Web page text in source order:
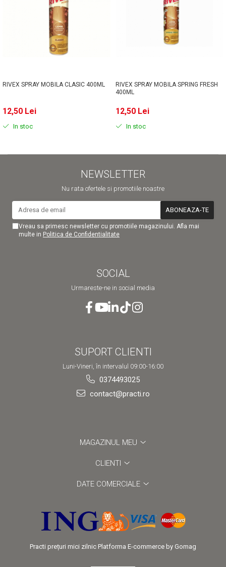
RIVEX SPRAY MOBILA CLASIC 400ML
12,50 Lei
In stoc
RIVEX SPRAY MOBILA SPRING FRESH
400ML
12,50 Lei
In stoc
NEWSLETTER
Nu rata ofertele si promotiile noastre
Vreau sa primesc newsletter cu promotiile magazinului. Afla mai
multe in Politica de Confidentialitate
SOCIAL
Urmareste-ne in social media
SUPORT CLIENTI
Luni-Vineri, în intervalul 09:00-16:00
0374493025
contact@practi.ro
MAGAZINUL MEU
CLIENTI
DATE COMERCIALE
Practi prețuri mici zilnic Platforma E-commerce by Gomag